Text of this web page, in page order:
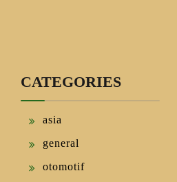
CATEGORIES
asia
general
otomotif